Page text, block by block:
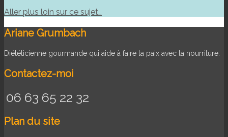
Aller plus loin sur ce sujet…
Ariane Grumbach
Diététicienne gourmande qui aide à faire la paix avec la nourriture.
Contactez-moi
06 63 65 22 32
Plan du site